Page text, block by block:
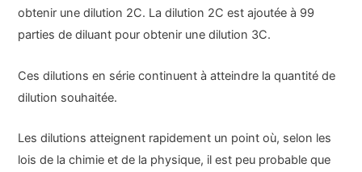
obtenir une dilution 2C. La dilution 2C est ajoutée à 99
parties de diluant pour obtenir une dilution 3C.
Ces dilutions en série continuent à atteindre la quantité de
dilution souhaitée.
Les dilutions atteignent rapidement un point où, selon les
lois de la chimie et de la physique, il est peu probable que